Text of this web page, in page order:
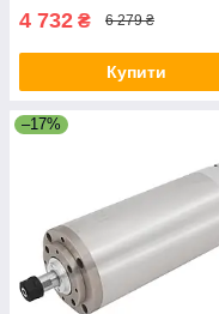
4 732 ₴ 6 279 ₴
Купити
–17%